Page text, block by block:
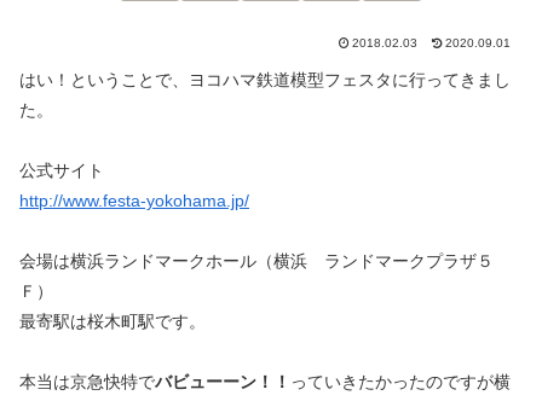
2018.02.03 2020.09.01
はい！ということで、ヨコハマ鉄道模型フェスタに行ってきまし
た。
公式サイト
http://www.festa-yokohama.jp/
会場は横浜ランドマークホール（横浜 ランドマークプラザ５
Ｆ）
最寄駅は桜木町駅です。
本当は京急快特でバビューーン！！ っていきたかったのですが横